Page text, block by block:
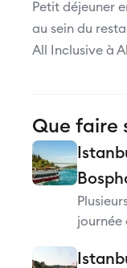
Petit déjeuner
au sein du
All Inclusive à
Que faire
journée